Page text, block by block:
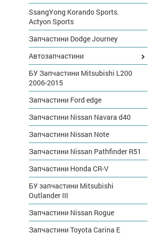
SsangYong Korando Sports.
Actyon Sports
Запчастини Dodge Journey
Автозапчастини
БУ Запчастини Mitsubishi L200
2006-2015
Запчастини Ford edge
Запчастини Nissan Navara d40
Запчастини Nissan Note
Запчастини Nissan Pathfinder R51
Запчастини Honda CR-V
БУ запчастини Mitsubishi
Outlander III
Запчастини Nissan Rogue
Запчастини Toyota Carina E